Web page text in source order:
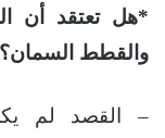
*هل تعتقد أن
والقطط السمان؟
– القصد لم